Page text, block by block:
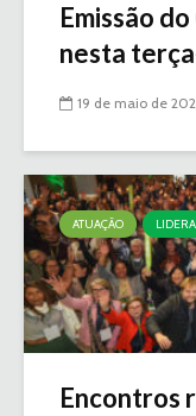
Emissão
nesta
19 de maio de
ATUAÇÃO
Encontros